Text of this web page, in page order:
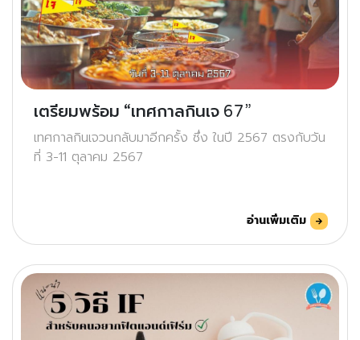
เตรียมพร้อม “เทศกาลกินเจ 67”
เทศกาลกินเจวนกลับมาอีกครั้ง ซึ่ง ในปี 2567 ตรงกับวัน
ที่ 3-11 ตุลาคม 2567
อ่านเพิ่มเติม